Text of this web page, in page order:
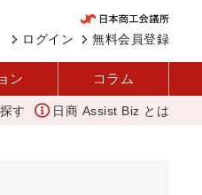
無料会員登録
ログイン
ン コラム
西谷 11月4日に「令和5年度
す 日商 Assist Biz とは